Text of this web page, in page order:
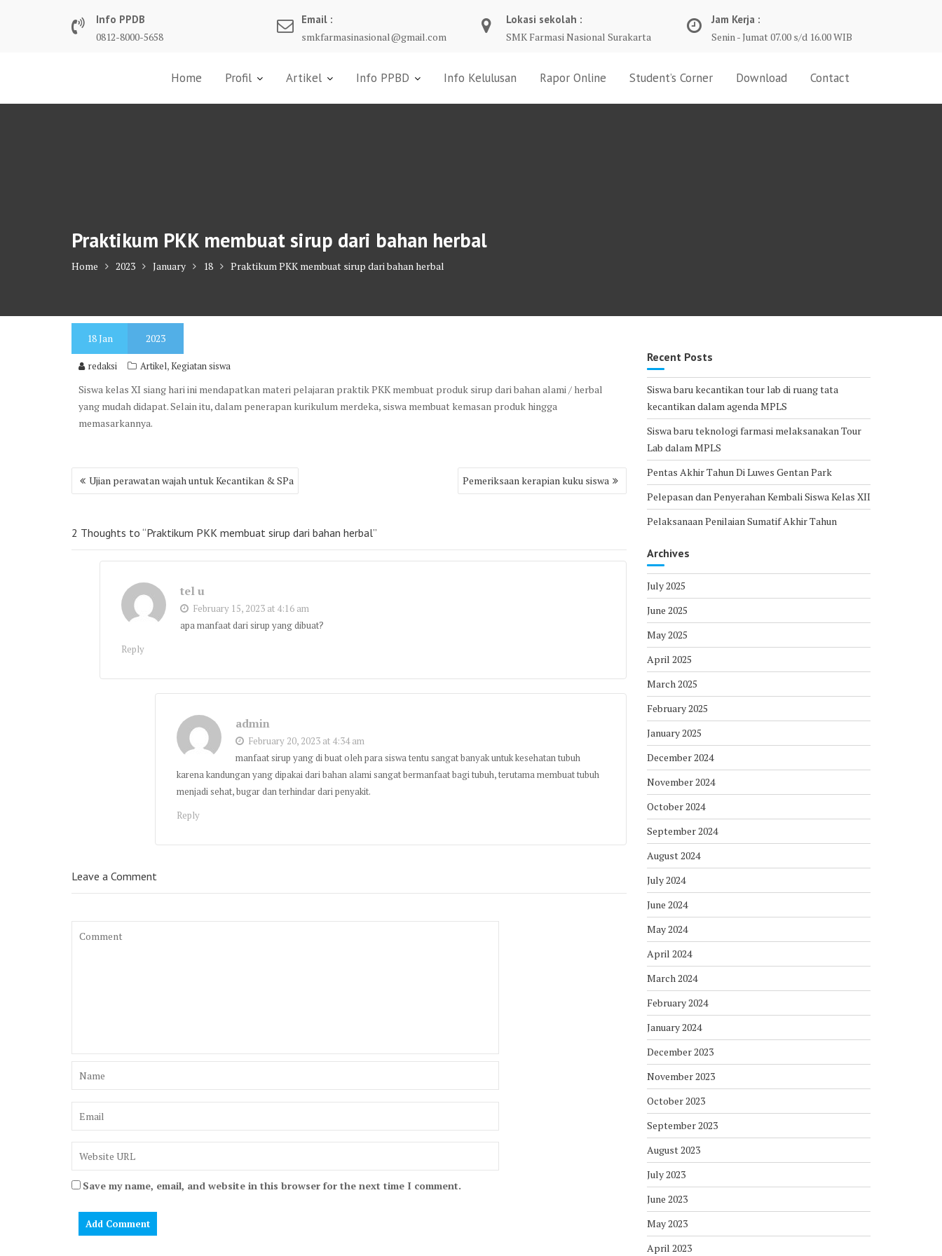
Info PPDB
0812-8000-5658
Email :
smkfarmasinasional@gmail.com
Lokasi sekolah :
SMK Farmasi Nasional Surakarta
Jam Kerja :
Senin - Jumat 07.00 s/d 16.00 WIB
Home Profil Artikel Info PPBD Info Kelulusan Rapor Online Student’s Corner Download Contact
Praktikum PKK membuat sirup dari bahan herbal
Home 2023 January 18 Praktikum PKK membuat sirup dari bahan herbal
18Jan 2023
redaksi Artikel,Kegiatan siswa
Siswa kelas XI siang hari ini mendapatkan materi pelajaran praktik PKK membuat produk sirup dari bahan alami / herbal
yang mudah didapat. Selain itu, dalam penerapan kurikulum merdeka, siswa membuat kemasan produk hingga
memasarkannya.
Post
navigation
Ujian perawatan wajah untuk Kecantikan & SPa Pemeriksaan kerapian kuku siswa
2 Thoughts to “Praktikum PKK membuat sirup dari bahan herbal”
tel u
February 15, 2023 at 4:16 am
apa manfaat dari sirup yang dibuat?
Reply
admin
February 20, 2023 at 4:34 am
manfaat sirup yang di buat oleh para siswa tentu sangat banyak untuk kesehatan tubuh
karena kandungan yang dipakai dari bahan alami sangat bermanfaat bagi tubuh, terutama membuat tubuh
menjadi sehat, bugar dan terhindar dari penyakit.
Reply
Leave a Comment
Save my name, email, and website in this browser for the next time I comment.
Recent Posts
Siswa baru kecantikan tour lab di ruang tata
kecantikan dalam agenda MPLS
Siswa baru teknologi farmasi melaksanakan Tour
Lab dalam MPLS
Pentas Akhir Tahun Di Luwes Gentan Park
Pelepasan dan Penyerahan Kembali Siswa Kelas XII
Pelaksanaan Penilaian Sumatif Akhir Tahun
Archives
July 2025
June 2025
May 2025
April 2025
March 2025
February 2025
January 2025
December 2024
November 2024
October 2024
September 2024
August 2024
July 2024
June 2024
May 2024
April 2024
March 2024
February 2024
January 2024
December 2023
November 2023
October 2023
September 2023
August 2023
July 2023
June 2023
May 2023
April 2023